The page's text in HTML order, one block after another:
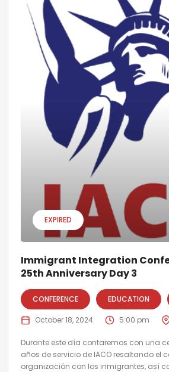
EXPIRED
Immigrant Integration
25th Anniversary Day 3
CONFERENCE EDUCATION
October 18, 2024 5:00 pm
Durante este día contaremos con una
años de servicio de IACO resaltando el
organización con los inmigrantes, así